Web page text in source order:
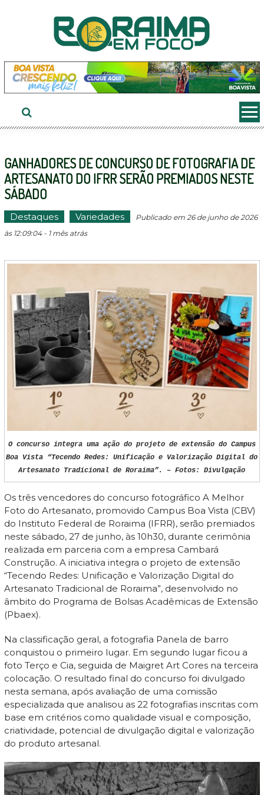
GANHADORES DE CONCURSO DE FOTOGRAFIA DE
ARTESANATO DO IFRR SERÃO PREMIADOS NESTE
SÁBADO
Destaques Variedades
Publicado em 26 de junho de 2026
às 12:09:04 - 1 mês atrás
O concurso integra uma ação do projeto de extensão do Campus
Boa Vista “Tecendo Redes: Unificação e Valorização Digital do
Artesanato Tradicional de Roraima”. – Fotos: Divulgação
Os três vencedores do concurso fotográfico A Melhor
Foto do Artesanato, promovido Campus Boa Vista (CBV)
do Instituto Federal de Roraima (IFRR), serão premiados
neste sábado, 27 de junho, às 10h30, durante cerimônia
realizada em parceria com a empresa Cambará
Construção. A iniciativa integra o projeto de extensão
“Tecendo Redes: Unificação e Valorização Digital do
Artesanato Tradicional de Roraima”, desenvolvido no
âmbito do Programa de Bolsas Acadêmicas de Extensão
(Pbaex).
Na classificação geral, a fotografia Panela de barro
conquistou o primeiro lugar. Em segundo lugar ficou a
foto Terço e Cia, seguida de Maigret Art Cores na terceira
colocação. O resultado final do concurso foi divulgado
nesta semana, após avaliação de uma comissão
especializada que analisou as 22 fotografias inscritas com
base em critérios como qualidade visual e composição,
criatividade, potencial de divulgação digital e valorização
do produto artesanal.